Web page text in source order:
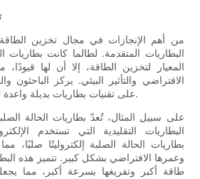
من أهم الإنجازات في مجال تخزين
البطاريات المتقدمة. لطالما كانت بطاريات
المعيار لتخزين الطاقة، إلا أن لها قيودًا،
الافتراضي والتأثير البيئي. يركز الباحثون
على تقنيات بطاريات بديلة واعدة للتغلب على هذه التحديات.
على سبيل المثال، تُعدّ بطاريات الحالة
البطاريات التقليدية التي تستخدم
بطاريات الحالة الصلبة إلكتروليتًا صلبًا،
وعمرها الافتراضي بشكل كبير. تتميز هذه
طاقة أكبر وتفريغها بسرعة أكبر، مما